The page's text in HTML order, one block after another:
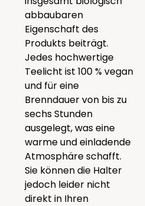
abbaubaren
Eigenschaft des
Produkts beiträgt.
Jedes hochwertige
Teelicht ist 100 % vegan
und für eine
Brenndauer von bis zu
sechs Stunden
ausgelegt, was eine
warme und einladende
Atmosphäre schafft.
Sie können die Halter
jedoch leider nicht
direkt in Ihren